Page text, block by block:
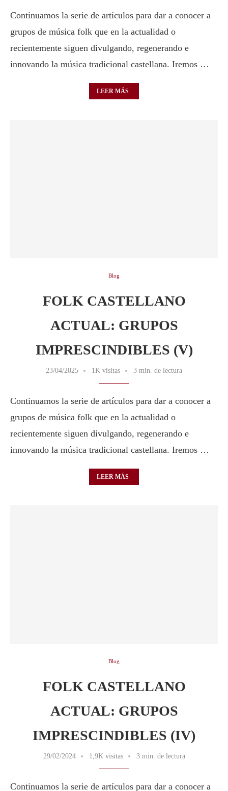
Continuamos la serie de artículos para dar a conocer a
grupos de música folk que en la actualidad o
recientemente siguen divulgando, regenerando e
innovando la música tradicional castellana. Iremos …
LEER MÁS
Blog
FOLK CASTELLANO
ACTUAL: GRUPOS
IMPRESCINDIBLES (V)
23/04/2025 1K visitas 3 min. de lectura
Continuamos la serie de artículos para dar a conocer a
grupos de música folk que en la actualidad o
recientemente siguen divulgando, regenerando e
innovando la música tradicional castellana. Iremos …
LEER MÁS
Blog
FOLK CASTELLANO
ACTUAL: GRUPOS
IMPRESCINDIBLES (IV)
29/02/2024 1,9K visitas 3 min. de lectura
Continuamos la serie de artículos para dar a conocer a